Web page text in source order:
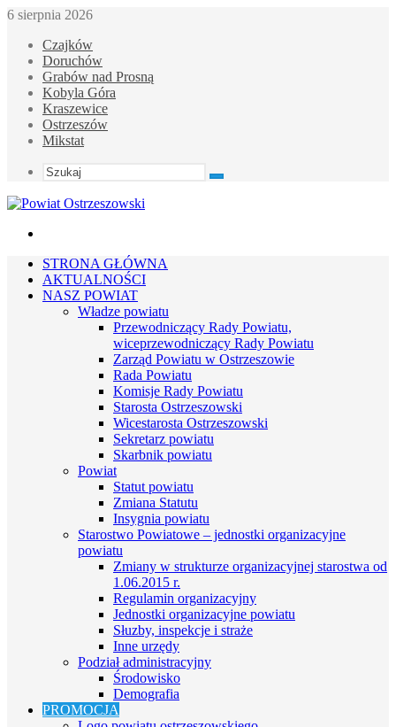
6 sierpnia 2026
Czajków
Doruchów
Grabów nad Prosną
Kobyla Góra
Kraszewice
Ostrzeszów
Mikstat
Szukaj
STRONA GŁÓWNA
AKTUALNOŚCI
NASZ POWIAT
Władze powiatu
Przewodniczący Rady Powiatu,
wiceprzewodniczący Rady Powiatu
Zarząd Powiatu w Ostrzeszowie
Rada Powiatu
Komisje Rady Powiatu
Starosta Ostrzeszowski
Wicestarosta Ostrzeszowski
Sekretarz powiatu
Skarbnik powiatu
Powiat
Statut powiatu
Zmiana Statutu
Insygnia powiatu
Starostwo Powiatowe – jednostki organizacyjne
powiatu
Zmiany w strukturze organizacyjnej starostwa od
1.06.2015 r.
Regulamin organizacyjny
Jednostki organizacyjne powiatu
Słuzby, inspekcje i straże
Inne urzędy
Podział administracyjny
Środowisko
Demografia
PROMOCJA